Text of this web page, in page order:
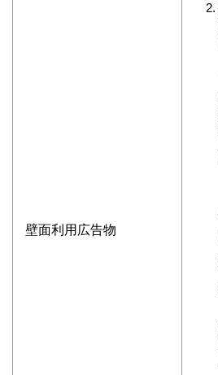
壁面利用広告物